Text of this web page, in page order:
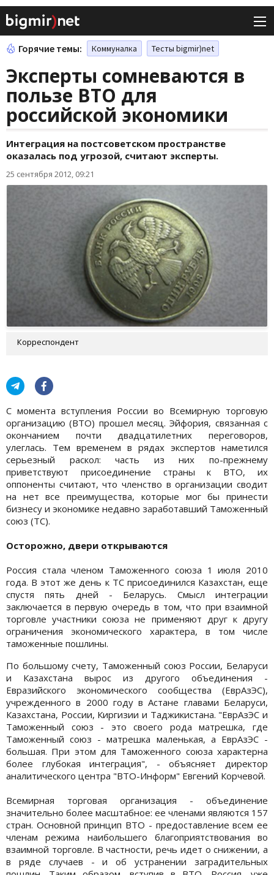
Горячие темы: Коммуналка Тесты bigmir)net
Эксперты сомневаются в
пользе ВТО для
российской экономики
Интеграция на постсоветском пространстве
оказалась под угрозой, считают эксперты.
25 сентября 2012, 09:21
Корреспондент
С момента вступления России во Всемирную торговую
организацию (ВТО) прошел месяц. Эйфория, связанная с
окончанием почти двадцатилетних переговоров,
улеглась. Тем временем в рядах экспертов наметился
серьезный раскол: часть из них по-прежнему
приветствуют присоединение страны к ВТО, их
оппоненты считают, что членство в организации сводит
на нет все преимущества, которые мог бы принести
бизнесу и экономике недавно заработавший Таможенный
союз (ТС).
Осторожно, двери открываются
Россия стала членом Таможенного союза 1 июля 2010
года. В этот же день к ТС присоединился Казахстан, еще
спустя пять дней - Беларусь. Смысл интеграции
заключается в первую очередь в том, что при взаимной
торговле участники союза не применяют друг к другу
ограничения экономического характера, в том числе
таможенные пошлины.
По большому счету, Таможенный союз России, Беларуси
и Казахстана вырос из другого объединения -
Евразийского экономического сообщества (ЕврАзЭС),
учрежденного в 2000 году в Астане главами Беларуси,
Казахстана, России, Киргизии и Таджикистана. "ЕврАзЭС и
Таможенный союз - это своего рода матрешка, где
Таможенный союз - матрешка маленькая, а ЕврАзЭС -
большая. При этом для Таможенного союза характерна
более глубокая интеграция", - объясняет директор
аналитического центра "ВТО-Информ" Евгений Корчевой.
Всемирная торговая организация - объединение
значительно более масштабное: ее членами являются 157
стран. Основной принцип ВТО - предоставление всем ее
членам режима наибольшего благоприятствования во
взаимной торговле. В частности, речь идет о снижении, а
в ряде случаев - и об устранении заградительных